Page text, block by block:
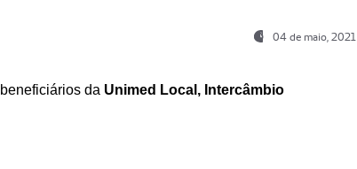
04 de maio, 2021
da Unimed Local, Intercâmbio